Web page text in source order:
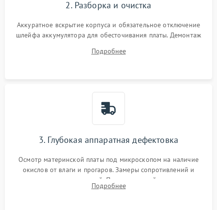
2. Разборка и очистка
Аккуратное вскрытие корпуса и обязательное отключение
шлейфа аккумулятора для обесточивания платы. Демонтаж
высохшей термопасты с кристаллов чипов.
Подробнее
3. Глубокая аппаратная дефектовка
Осмотр материнской платы под микроскопом на наличие
окислов от влаги и прогаров. Замеры сопротивлений и
дежурных напряжений. Проверка цепей питания,
мультиконтроллера, процессора и видеочипа.
Подробнее